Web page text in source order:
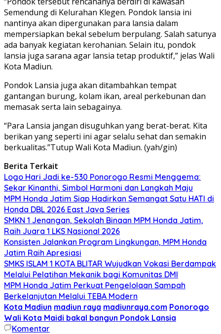
Semendung di Kelurahan Klegen. Pondok lansia ini
nantinya akan dipergunakan para lansia dalam
mempersiapkan bekal sebelum berpulang. Salah satunya
ada banyak kegiatan kerohanian. Selain itu, pondok
lansia juga sarana agar lansia tetap produktif,” jelas Wali
Kota Madiun.
Pondok Lansia juga akan ditambahkan tempat
gantangan burung, kolam ikan, areal perkebunan dan
memasak serta lain sebagainya.
“Para Lansia jangan disuguhkan yang berat-berat. Kita
berikan yang seperti ini agar selalu sehat dan semakin
berkualitas.”Tutup Wali Kota Madiun. (yah/gin)
Berita Terkait
Logo Hari Jadi ke-530 Ponorogo Resmi Menggema:
Sekar Kinanthi, Simbol Harmoni dan Langkah Maju
MPM Honda Jatim Siap Hadirkan Semangat Satu HATI di
Honda DBL 2026 East Java Series
SMKN 1 Jenangan, Sekolah Binaan MPM Honda Jatim,
Raih Juara 1 LKS Nasional 2026
Konsisten Jalankan Program Lingkungan, MPM Honda
Jatim Raih Apresiasi
SMKS ISLAM 1 KOTA BLITAR Wujudkan Vokasi Berdampak
Melalui Pelatihan Mekanik bagi Komunitas DMI
MPM Honda Jatim Perkuat Pengelolaan Sampah
Berkelanjutan Melalui TEBA Modern
Kota Madiun madiun raya madiunraya.com Ponorogo
Wali Kota Maidi bakal bangun Pondok Lansia
Komentar